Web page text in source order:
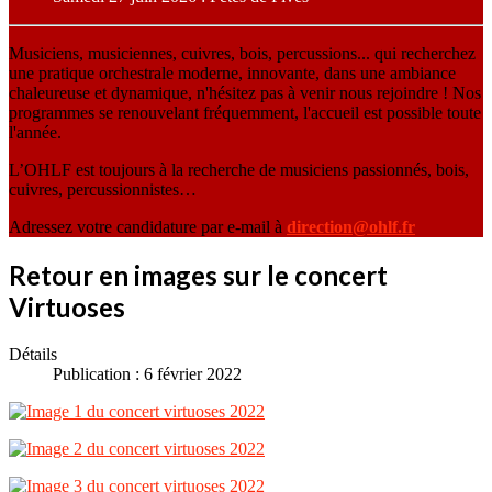
Musiciens, musiciennes, cuivres, bois, percussions... qui recherchez
une pratique orchestrale moderne, innovante, dans une ambiance
chaleureuse et dynamique, n'hésitez pas à venir nous rejoindre ! Nos
programmes se renouvelant fréquemment, l'accueil est possible toute
l'année.
L’OHLF est toujours à la recherche de musiciens passionnés, bois,
cuivres, percussionnistes…
Adressez votre candidature par e-mail à direction@ohlf.fr
Retour en images sur le concert
Virtuoses
Détails
Publication : 6 février 2022